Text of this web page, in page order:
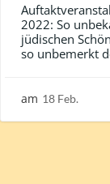
2022: So
jüdischen
so unbemerkt
am 18 Feb.